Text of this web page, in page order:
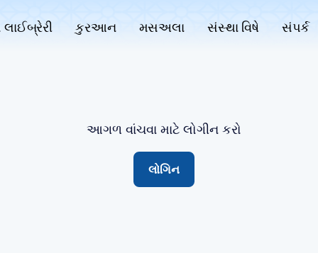
લાઈબ્રેરી કુરઆન મસઅલા સંસ્થા વિષે સંપર્ક
આગળ વાંચવા માટે લોગીન કરો
લોગિન